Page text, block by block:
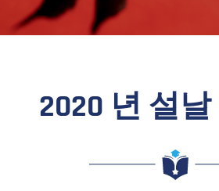
2020 년 설날